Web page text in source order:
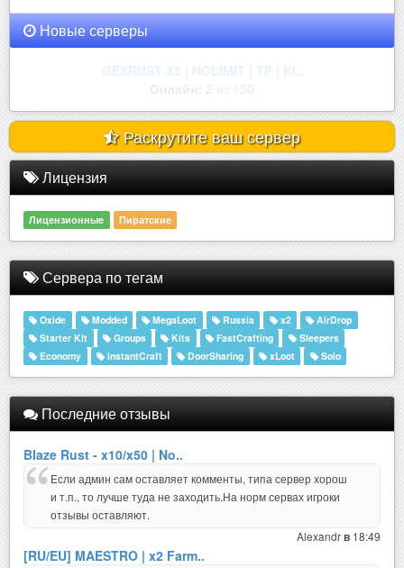
Новые серверы
Раскрутите ваш сервер
Лицензия
Лицензионные Пиратские
Сервера по тегам
Oxide Modded MegaLoot Russia x2
AirDrop
Starter Kit
Groups Kits FastCrafting
Sleepers
Economy
InstantCraft DoorSharing xLoot Solo
Последние отзывы
Blaze Rust - x10/x50 | No..
Если админ сам оставляет комменты, типа сервер хорош
и т.п., то лучше туда не заходить.На норм сервах игроки
отзывы оставляют.
Alexandrв 18:49
[RU/EU] MAESTRO | x2 Farm..